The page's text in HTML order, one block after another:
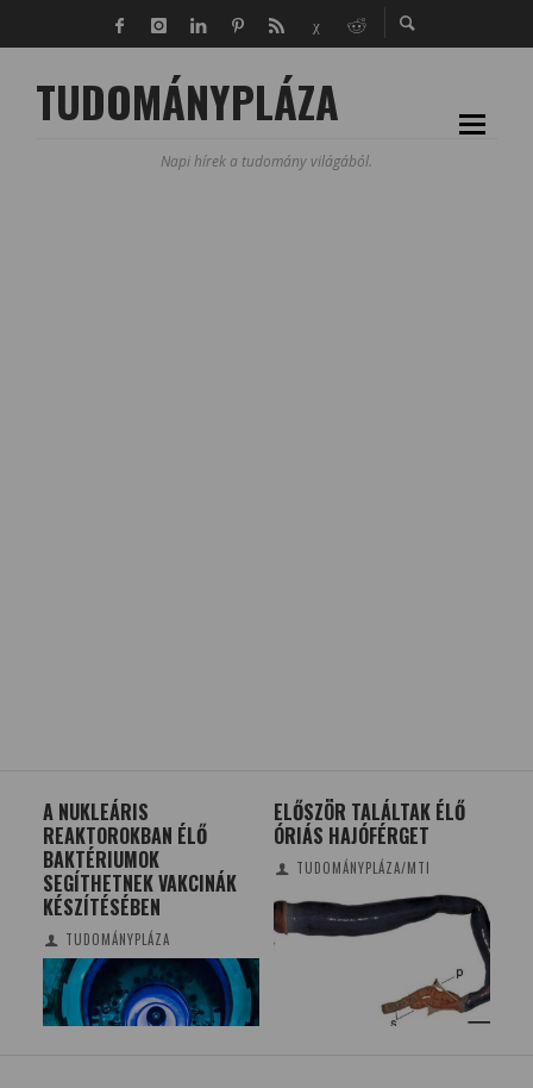
TUDOMÁNYPLÁZA
Napi hírek a tudomány világából.
A NUKLEÁRIS
REAKTOROKBAN ÉLŐ
BAKTÉRIUMOK
SEGÍTHETNEK VAKCINÁK
KÉSZÍTÉSÉBEN
TUDOMÁNYPLÁZA
ELŐSZÖR TALÁLTAK ÉLŐ
ÓRIÁS HAJÓFÉRGET
TUDOMÁNYPLÁZA/MTI